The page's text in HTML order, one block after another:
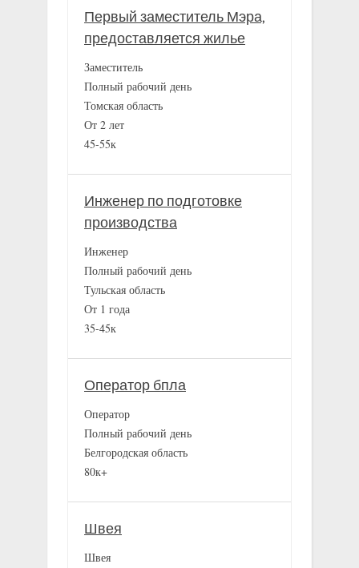
Первый заместитель Мэра,
предоставляется жилье
Заместитель
Полный рабочий день
Томская область
От 2 лет
45-55к
Инженер по подготовке
производства
Инженер
Полный рабочий день
Тульская область
От 1 года
35-45к
Оператор бпла
Оператор
Полный рабочий день
Белгородская область
80к+
Швея
Швея